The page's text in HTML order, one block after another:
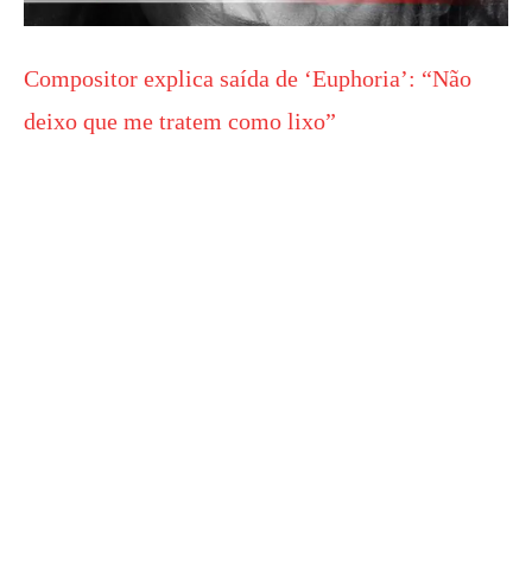
Compositor explica saída de ‘Euphoria’: “Não
deixo que me tratem como lixo”